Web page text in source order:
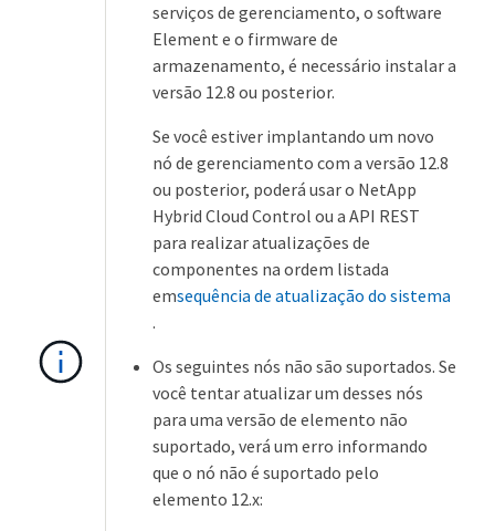
serviços de gerenciamento, o software
Element e o firmware de
armazenamento, é necessário instalar a
versão 12.8 ou posterior.
Se você estiver implantando um novo
nó de gerenciamento com a versão 12.8
ou posterior, poderá usar o NetApp
Hybrid Cloud Control ou a API REST
para realizar atualizações de
componentes na ordem listada
emsequência de atualização do sistema
.
Os seguintes nós não são suportados. Se
você tentar atualizar um desses nós
para uma versão de elemento não
suportado, verá um erro informando
que o nó não é suportado pelo
elemento 12.x: